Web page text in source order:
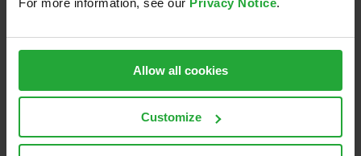
Allow all cookies
Customize
Sensoren, DGT, Ajunic und HMI-Komponenten [...]